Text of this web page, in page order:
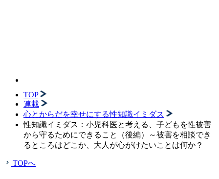
TOP
連載
心とからだを幸せにする性知識イミダス
性知識イミダス：小児科医と考える、子どもを性被害
から守るためにできること（後編）～被害を相談でき
るところはどこか、大人が心がけたいことは何か？
TOPへ